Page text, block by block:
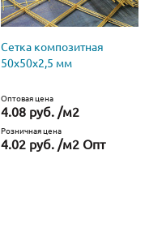
Сетка композитная
50х50х2,5 мм
Оптовая цена
4.08 руб. /м2
Розничная цена
4.02 руб. /м2 Опт